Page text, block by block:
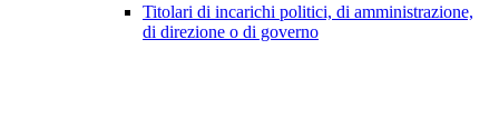
Titolari di incarichi politici, di amministrazione,
di direzione o di governo